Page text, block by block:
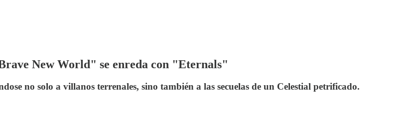
New World" se enreda con "Eternals"
no solo a villanos terrenales, sino también a las secuelas de un Celestial petrificado.